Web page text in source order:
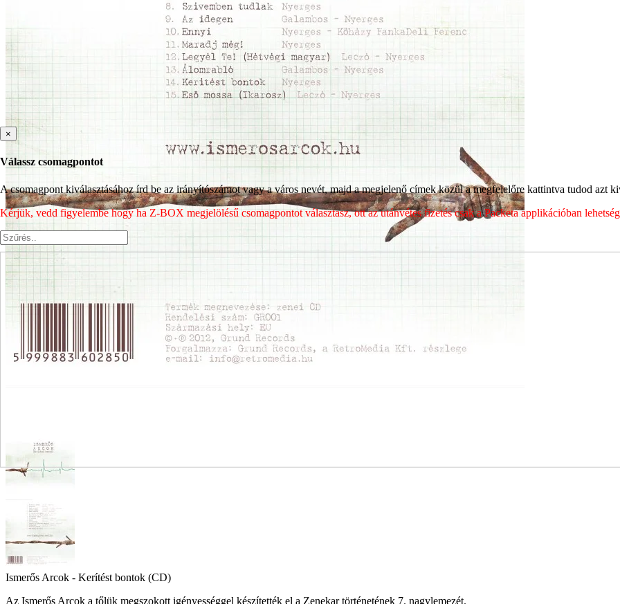
Ismerős Arcok - Kerítést bontok (CD)
Az Ismerős Arcok a tőlük megszokott igényességgel készítették el a Zenekar történetének 7. nagylemezét.
×
Válassz csomagpontot
A csomagpont kiválasztásához írd be az irányítószámot vagy a város nevét, majd a megjelenő címek közül a megfelelőre kattintva tudod azt
Kérjük, vedd figyelembe hogy ha Z-BOX megjelölésű csomagpontot választasz, ott az utánvétes fizetés csak a Packeta applikációban